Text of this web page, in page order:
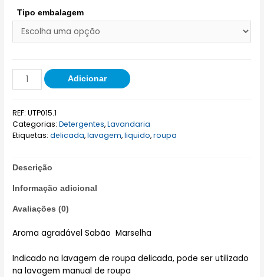
Tipo embalagem
Adicionar
REF:UTP015.1
Categorias:Detergentes,Lavandaria
Etiquetas:delicada,lavagem,liquido,roupa
Descrição
Informação adicional
Avaliações (0)
Aroma agradável Sabão Marselha
Indicado na lavagem de roupa delicada, pode ser utilizado
na lavagem manual de roupa